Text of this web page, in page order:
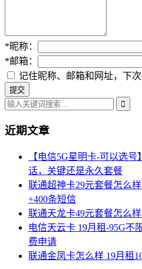
*昵称：
*邮箱：
记住昵称、邮箱和网址，下
近期文章
【电信5G星明卡-可以选
话，关键还是永久套餐
联通超神卡29元套餐怎么
+400条短信
联通天龙卡49元套餐怎么
电信天云卡 19月租-95G不
费申请
联通金凤卡怎么样 19月租